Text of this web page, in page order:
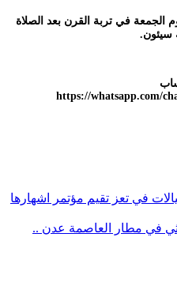
الجمعة في تربة القرن بعد الصلاة
سيئون.
https://whatsapp.com/
في تعز تقيم مؤتمر اشهارها
في مطار العاصمة عدن ..